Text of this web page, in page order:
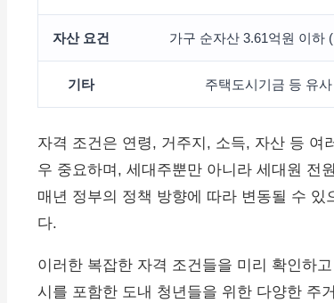
자산 요건 가구 순자산 3.61억원 이하
기타 주택도시기금 등 유
자격 조건은 연령, 거주지, 소득, 자산 등 여
우 중요하며, 세대주뿐만 아니라 세대원 전
매년 정부의 정책 방향에 따라 변동될 수
다.
이러한 복잡한 자격 조건들을 미리 확인하
시를 포함한 도내 청년들을 위한 다양한 주